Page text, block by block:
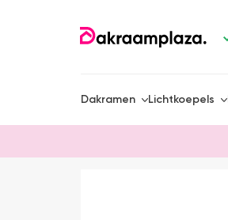
Dakramen Lichtkoepels